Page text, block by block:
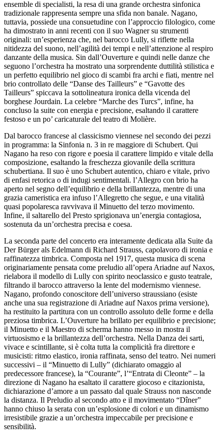
ensemble di specialisti, la resa di una grande orchestra sinfonica
tradizionale rappresenta sempre una sfida non banale. Nagano,
tuttavia, possiede una consuetudine con l’approccio filologico, come
ha dimostrato in anni recenti con il suo Wagner su strumenti
originali: un’esperienza che, nel barocco Lully, si riflette nella
nitidezza del suono, nell’agilità dei tempi e nell’attenzione al respiro
danzante della musica. Sin dall’Ouverture e quindi nelle danze che
seguono l’orchestra ha mostrato una sorprendente duttilità stilistica e
un perfetto equilibrio nel gioco di scambi fra archi e fiati, mentre nel
brio controllato delle “Danse des Tailleurs” e “Gavotte des
Tailleurs” spiccava la sottolineatura ironica della vicenda del
borghese Jourdain. La celebre “Marche des Turcs”, infine, ha
concluso la suite con energia e precisione, esaltando il carattere
festoso e un po’ caricaturale del teatro di Molière.
Dal barocco francese al classicismo viennese nel secondo dei pezzi
in programma: la Sinfonia n. 3 in re maggiore di Schubert. Qui
Nagano ha reso con rigore e poesia il carattere limpido e vitale della
composizione, esaltando la freschezza giovanile della scrittura
schubertiana. Il suo è uno Schubert autentico, chiaro e vitale, privo
di enfasi retorica o di indugi sentimentali. l’Allegro con brio ha
aperto nel segno dell’equilibrio e della brillantezza, mentre di una
grazia cameristica era infuso l’Allegretto che segue, e una vitalità
quasi popolaresca ravvivava il Minuetto del terzo movimento.
Infine, il saltarello del Presto sprigionava un’energia contagiosa,
sostenuta da un’orchestra precisa e coesa.
La seconda parte del concerto era interamente dedicata alla Suite da
Der Bürger als Edelmann di Richard Strauss, capolavoro di ironia e
raffinatezza timbrica. Composta nel 1917, questa musica di scena
originariamente pensata come preludio all’opera Ariadne auf Naxos,
rielabora il modello di Lully con spirito neoclassico e gusto teatrale,
filtrando il barocco attraverso la lente del modernismo viennese.
Nagano, profondo conoscitore dell’universo straussiano (esiste
anche una sua registrazione di Ariadne auf Naxos prima versione),
ha restituito la partitura con un controllo assoluto delle forme e della
preziosa timbrica. L’Ouverture ha brillato per equilibrio e precisione;
il Minuetto e il Maestro di scherma hanno messo in mostra il
virtuosismo e la brillantezza dell’orchestra. Nella Danza dei sarti,
vivace e scintillante, si è colta tutta la complicità fra direttore e
musicisti: ritmo elastico, ironia raffinata, senso del teatro. Nei numeri
successivi – il “Minuetto di Lully” (dichiarato omaggio al
predecessore francese), la “Courante”, l’“Entrata di Cleonte” – la
direzione di Nagano ha esaltato il carattere giocoso e citazionista,
dichiarazione d’amore a un passato dal quale Strauss non nasconde
la distanza. Il Preludio al secondo atto e il movimentato “Dîner”
hanno chiuso la serata con un’esplosione di colori e un dinamismo
irresistibile grazie a un’orchestra impeccabile per precisione e
sensibilità.